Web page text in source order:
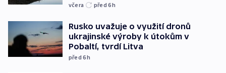
včera před 6h
Rusko uvažuje o využití dronů
ukrajinské výroby k útokům v
Pobaltí, tvrdí Litva
před 6h